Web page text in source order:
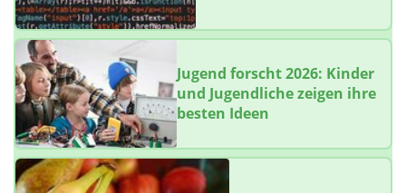
Jugend forscht 2026: Kinder
und Jugendliche zeigen ihre
besten Ideen